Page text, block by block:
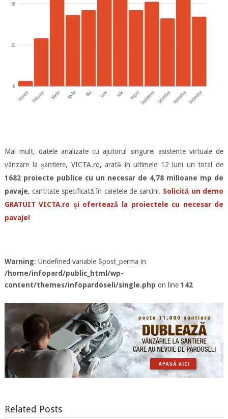
Mai mult, datele analizate cu ajutorul singurei asistente virtuale de
vânzare la șantiere, VICTA.ro, arată în ultimele 12 luni un total de
1682 proiecte publice cu un necesar de 4,78 milioane mp de
pavaje, cantitate specificată în caietele de sarcini. Solicită un demo
GRATUIT VICTA.ro și ofertează la proiectele cu necesar de
pavaje!
Warning: Undefined variable $post_perma in
/home/infopard/public_html/wp-
content/themes/infopardoseli/single.php on line 142
Related Posts